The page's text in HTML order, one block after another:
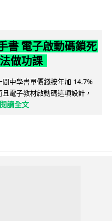
書 電子啟動碼鎖死
做功課
中學書單價錢按年加 14.7%
電子教材啟動碼這項設計，
閱讀全文